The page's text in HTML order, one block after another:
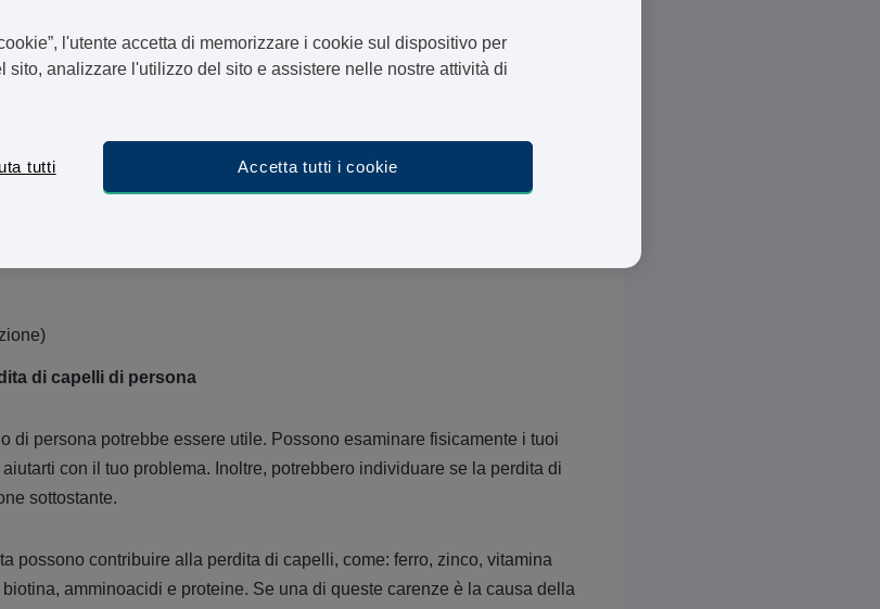
o presso rivenditori autorizzati.
di capelli nei seguenti luoghi:
di capelli di persona
di persona potrebbe essere utile. Possono esaminare fisicamente i tuoi
con il tuo problema. Inoltre, potrebbero individuare se la perdita di
sottostante.
possono contribuire alla perdita di capelli, come: ferro, zinco, vitamina
amminoacidi e proteine. Se una di queste carenze è la causa della
l'utente accetta di memorizzare i cookie sul dispositivo per
sito, analizzare l'utilizzo del sito e assistere nelle nostre attività di
tutti Accetta tutti i cookie